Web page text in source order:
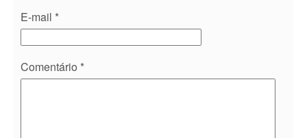
E-mail *
Comentário *